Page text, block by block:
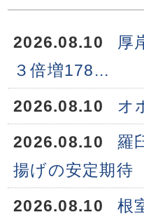
2026.08.10
厚
３倍増178...
2026.08.10
オ
2026.08.10
羅
揚げの安定期待
2026.08.10
根